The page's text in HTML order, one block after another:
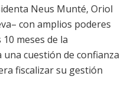
Neus Munté, Oriol
con amplios poderes
meses de la
cuestión de confianza
fiscalizar su gestión